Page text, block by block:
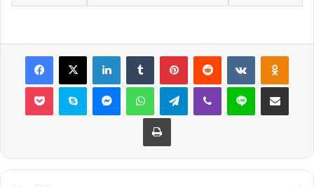
Facebook
X LinkedInTumblr PinterestReddit VKontakte
Pocket Skype MessengerWhatsAppTelegramViber Line E-Posta ile
Yazdır